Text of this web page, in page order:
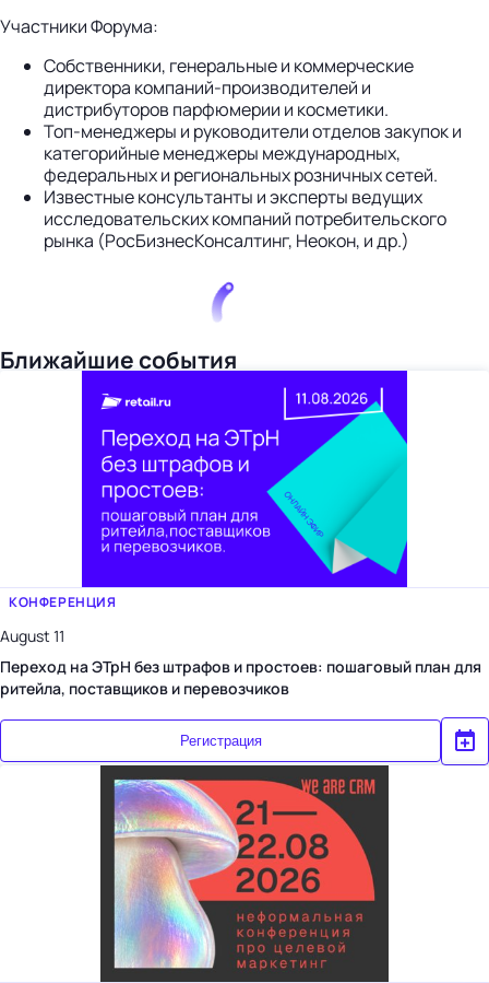
Участники Форума:
Собственники, генеральные и коммерческие
директора компаний-производителей и
дистрибуторов парфюмерии и косметики.
Топ-менеджеры и руководители отделов закупок и
категорийные менеджеры международных,
федеральных и региональных розничных сетей.
Известные консультанты и эксперты ведущих
исследовательских компаний потребительского
рынка (РосБизнесКонсалтинг, Неокон, и др.)
Ближайшие события
КОНФЕРЕНЦИЯ
August 11
Переход на ЭТрН без штрафов и простоев: пошаговый план для
ритейла, поставщиков и перевозчиков
Регистрация